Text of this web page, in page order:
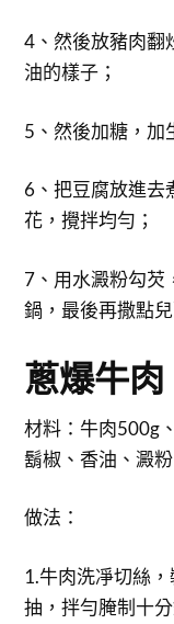
4、然後放豬肉翻
油的樣子；
5、然後加糖，加
6、把豆腐放進去
花，攪拌均勻；
7、用水澱粉勾芡
鍋，最後再撒點
蔥爆牛肉
材料：牛肉500g
鬍椒、香油、澱
做法：
1.牛肉洗凈切絲
抽，拌勻腌制十